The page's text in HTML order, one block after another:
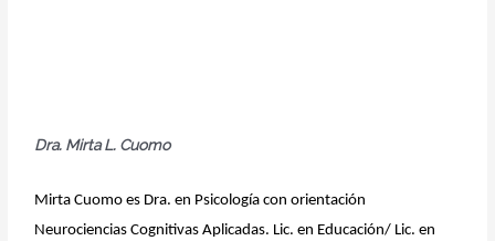
Dra. Mirta L. Cuomo
Mirta Cuomo es Dra. en Psicología con orientación
Neurociencias Cognitivas Aplicadas. Lic. en Educación/ Lic. en